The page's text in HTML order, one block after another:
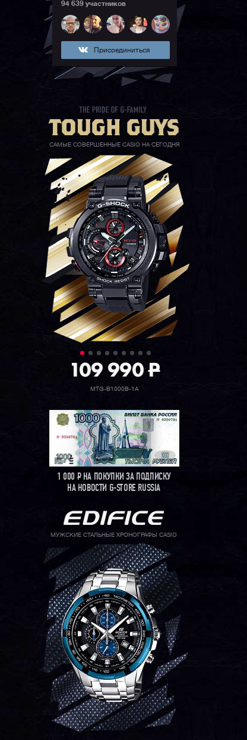
94 639 участников
Присоединиться
САМЫЕ СОВЕРШЕННЫЕ CASIO НА СЕГОДНЯ
109 990P
MTG-B1000B-1A
1 000РНА ПОКУПКИ ЗА ПОДПИСКУ
НА НОВОСТИ G-STORE RUSSIA
МУЖСКИЕ СТАЛЬНЫЕ ХРОНОГРАФЫ CASIO